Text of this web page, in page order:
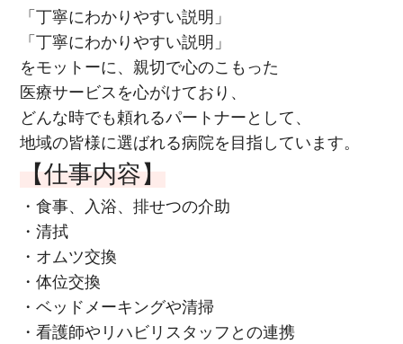
「丁寧にわかりやすい説明」
「丁寧にわかりやすい説明」
をモットーに、親切で心のこもった
医療サービスを心がけており、
どんな時でも頼れるパートナーとして、
地域の皆様に選ばれる病院を目指しています。
【仕事内容】
・食事、入浴、排せつの介助
・清拭
・オムツ交換
・体位交換
・ベッドメーキングや清掃
・看護師やリハビリスタッフとの連携